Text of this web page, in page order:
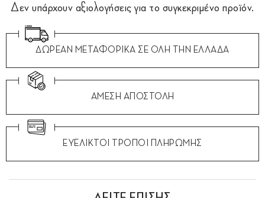
Δεν υπάρχουν αξιολογήσεις για το συγκεκριμένο προϊόν.
ΔΩΡΕΑΝ ΜΕΤΑΦΟΡΙΚΑ ΣΕ ΟΛΗ ΤΗΝ ΕΛΛΑΔΑ
ΑΜΕΣΗ ΑΠΟΣΤΟΛΗ
ΕΥΕΛΙΚΤΟΙ ΤΡΟΠΟΙ ΠΛΗΡΩΜΗΣ